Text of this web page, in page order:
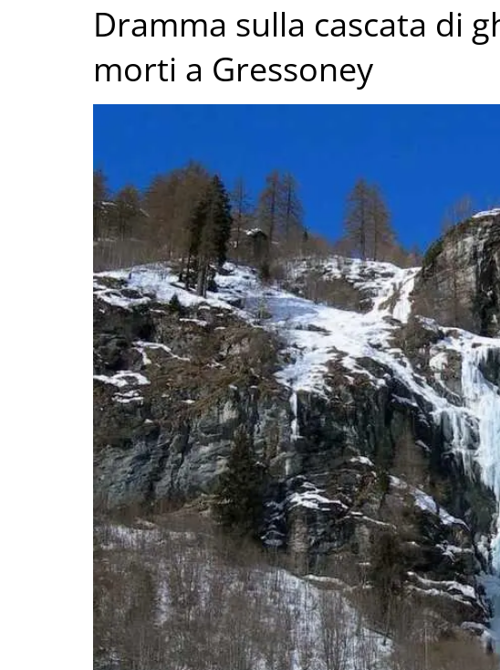
Dramma sulla cascata di
morti a Gressoney